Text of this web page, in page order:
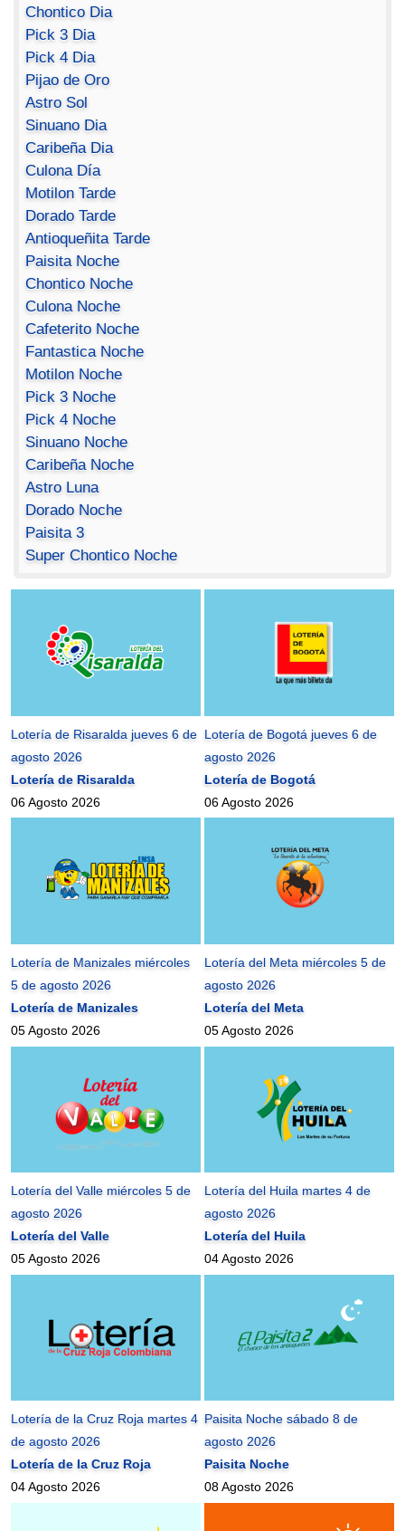
Chontico Dia
Pick 3 Dia
Pick 4 Dia
Pijao de Oro
Astro Sol
Sinuano Dia
Caribeña Dia
Culona Día
Motilon Tarde
Dorado Tarde
Antioqueñita Tarde
Paisita Noche
Chontico Noche
Culona Noche
Cafeterito Noche
Fantastica Noche
Motilon Noche
Pick 3 Noche
Pick 4 Noche
Sinuano Noche
Caribeña Noche
Astro Luna
Dorado Noche
Paisita 3
Super Chontico Noche
Lotería de Risaralda jueves 6 de
agosto 2026
Lotería de Risaralda
06 Agosto 2026
Lotería de Bogotá jueves 6 de
agosto 2026
Lotería de Bogotá
06 Agosto 2026
Lotería de Manizales miércoles
5 de agosto 2026
Lotería de Manizales
05 Agosto 2026
Lotería del Meta miércoles 5 de
agosto 2026
Lotería del Meta
05 Agosto 2026
Lotería del Valle miércoles 5 de
agosto 2026
Lotería del Valle
05 Agosto 2026
Lotería del Huila martes 4 de
agosto 2026
Lotería del Huila
04 Agosto 2026
Lotería de la Cruz Roja martes 4
de agosto 2026
Lotería de la Cruz Roja
04 Agosto 2026
Paisita Noche sábado 8 de
agosto 2026
Paisita Noche
08 Agosto 2026